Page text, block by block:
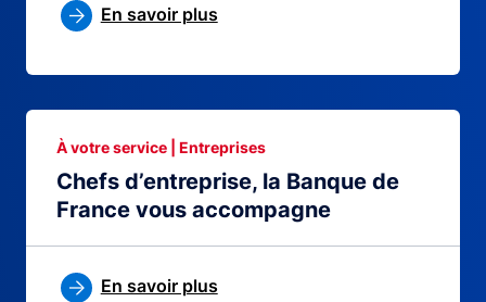
En savoir plus
Chefs d’entreprise, la Banque de
France vous accompagne
À votre service | Entreprises
En savoir plus